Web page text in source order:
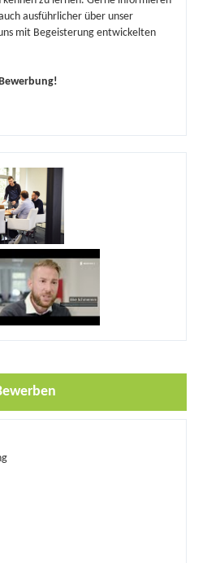
ausführlicher über unser
mit Begeisterung entwickelten